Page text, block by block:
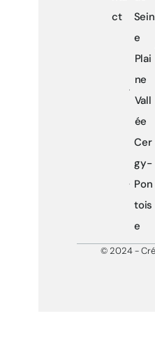
ct
Sein
e
Plai
ne
Vall
ée
Cer
gy-
Pon
tois
e
© 2024 -